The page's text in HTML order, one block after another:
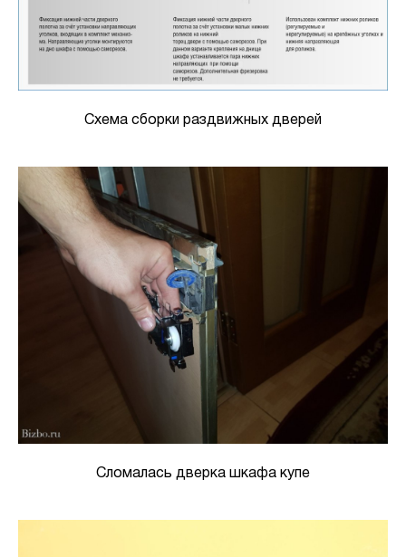
Схема сборки раздвижных дверей
Сломалась дверка шкафа купе